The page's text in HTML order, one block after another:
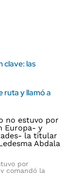
clave: las
ruta y llamó a
por
comandó la